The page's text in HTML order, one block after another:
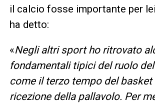
il calcio fosse importante per
ha detto:
«Negli altri sport ho ritrovato
fondamentali tipici del ruolo
come il terzo tempo del basket
ricezione della pallavolo. Per